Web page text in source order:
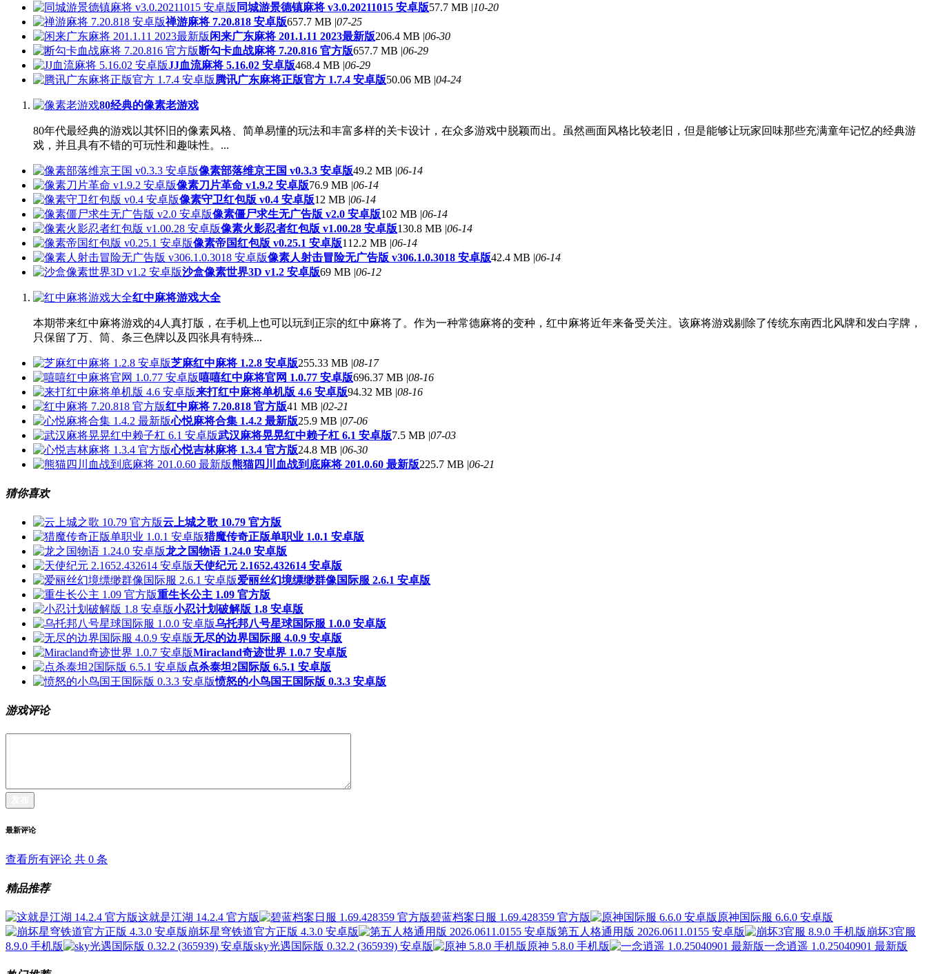
同城游景德镇麻将 v3.0.20211015 安卓版57.7 MB |10-20
禅游麻将 7.20.818 安卓版657.7 MB |07-25
闲来广东麻将 201.1.11 2023最新版206.4 MB |06-30
断勾卡血战麻将 7.20.816 官方版657.7 MB |06-29
JJ血流麻将 5.16.02 安卓版468.4 MB |06-29
腾讯广东麻将正版官方 1.7.4 安卓版50.06 MB |04-24
80经典的像素老游戏
80年代最经典的游戏以其怀旧的像素风格、简单易懂的玩法和丰富多样的关卡设计，在众多游戏中脱颖而出。虽然画面风格比较老旧，但是能够让玩家回味那些充满童年记忆的经典游
戏，并且具有不错的可玩性和趣味性。...
像素部落维京王国 v0.3.3 安卓版49.2 MB |06-14
像素刀片革命 v1.9.2 安卓版76.9 MB |06-14
像素守卫红包版 v0.4 安卓版12 MB |06-14
像素僵尸求生无广告版 v2.0 安卓版102 MB |06-14
像素火影忍者红包版 v1.00.28 安卓版130.8 MB |06-14
像素帝国红包版 v0.25.1 安卓版112.2 MB |06-14
像素人射击冒险无广告版 v306.1.0.3018 安卓版42.4 MB |06-14
沙盒像素世界3D v1.2 安卓版69 MB |06-12
红中麻将游戏大全
本期带来红中麻将游戏的4人真打版，在手机上也可以玩到正宗的红中麻将了。作为一种常德麻将的变种，红中麻将近年来备受关注。该麻将游戏剔除了传统东南西北风牌和发白字牌，
只保留了万、筒、条三色牌以及四张具有特殊...
芝麻红中麻将 1.2.8 安卓版255.33 MB |08-17
嘻嘻红中麻将官网 1.0.77 安卓版696.37 MB |08-16
来打红中麻将单机版 4.6 安卓版94.32 MB |08-16
红中麻将 7.20.818 官方版41 MB |02-21
心悦麻将合集 1.4.2 最新版25.9 MB |07-06
武汉麻将晃晃红中赖子杠 6.1 安卓版7.5 MB |07-03
心悦吉林麻将 1.3.4 官方版24.8 MB |06-30
熊猫四川血战到底麻将 201.0.60 最新版225.7 MB |06-21
猜你喜欢
云上城之歌 10.79 官方版
猎魔传奇正版单职业 1.0.1 安卓版
龙之国物语 1.24.0 安卓版
天使纪元 2.1652.432614 安卓版
爱丽丝幻境缥缈群像国际服 2.6.1 安卓版
重生长公主 1.09 官方版
小忍计划破解版 1.8 安卓版
乌托邦八号星球国际服 1.0.0 安卓版
无尽的边界国际服 4.0.9 安卓版
Miracland奇迹世界 1.0.7 安卓版
点杀泰坦2国际版 6.5.1 安卓版
愤怒的小鸟国王国际版 0.3.3 安卓版
游戏评论
最新评论
查看所有评论 共 0 条
精品推荐
这就是江湖 14.2.4 官方版 碧蓝档案日服 1.69.428359 官方版
原神国际服 6.6.0 安卓版
崩坏星穹铁道官方正版 4.3.0 安卓版
第五人格通用版 2026.0611.0155 安卓版
崩坏3官服
8.9.0 手机版
sky光遇国际版 0.32.2 (365939) 安卓版 原神 5.8.0 手机版 一念逍遥 1.0.25040901 最新版